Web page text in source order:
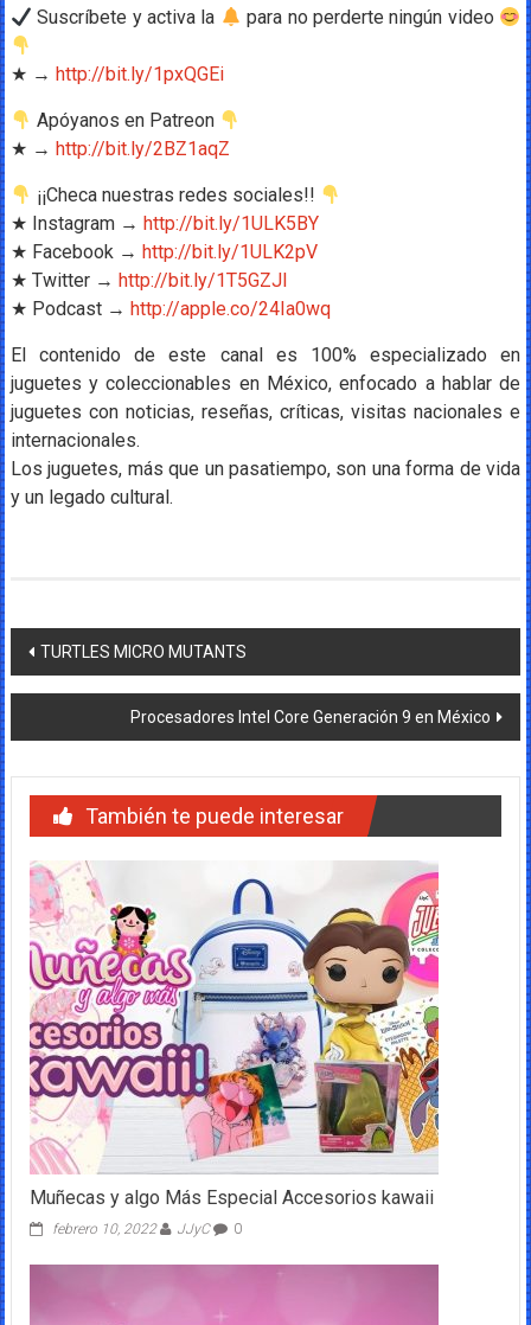
Suscríbete y activa la para no perderte ningún video
★ → http://bit.ly/1pxQGEi
Apóyanos en Patreon
★ → http://bit.ly/2BZ1aqZ
¡¡Checa nuestras redes sociales!!
★ Instagram → http://bit.ly/1ULK5BY
★ Facebook → http://bit.ly/1ULK2pV
★ Twitter → http://bit.ly/1T5GZJl
★ Podcast → http://apple.co/24Ia0wq
El contenido de este canal es 100% especializado en
juguetes y coleccionables en México, enfocado a hablar de
juguetes con noticias, reseñas, críticas, visitas nacionales e
internacionales.
Los juguetes, más que un pasatiempo, son una forma de vida
y un legado cultural.
Navegación
de
entradas
TURTLES MICRO MUTANTS
Procesadores Intel Core Generación 9 en México
También te puede interesar
Muñecas y algo Más Especial Accesorios kawaii
febrero 10, 2022 JJyC 0